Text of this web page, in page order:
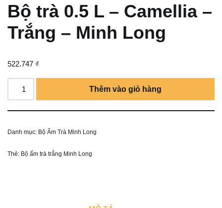
Bộ trà 0.5 L – Camellia –
Trắng – Minh Long
522.747 ₫
Thêm vào giỏ hàng
Danh mục: Bộ Ấm Trà Minh Long
Thẻ: Bộ ấm trà trắng Minh Long